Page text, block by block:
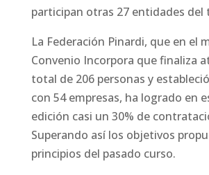
participan otras 27 entidades del
La Federación Pinardi, que en el
Convenio Incorpora que finaliza
total de 206 personas y
con 54 empresas, ha logrado en
edición casi un 30% de
Superando así los objetivos
principios del pasado curso.